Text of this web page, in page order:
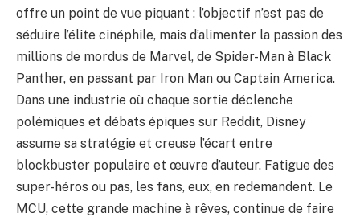
offre un point de vue piquant : l’objectif n’est pas de
séduire l’élite cinéphile, mais d’alimenter la passion des
millions de mordus de Marvel, de Spider-Man à Black
Panther, en passant par Iron Man ou Captain America.
Dans une industrie où chaque sortie déclenche
polémiques et débats épiques sur Reddit, Disney
assume sa stratégie et creuse l’écart entre
blockbuster populaire et œuvre d’auteur. Fatigue des
super-héros ou pas, les fans, eux, en redemandent. Le
MCU, cette grande machine à rêves, continue de faire